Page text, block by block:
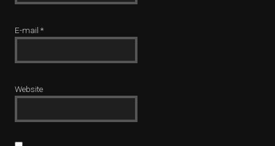
E-mail *
Website